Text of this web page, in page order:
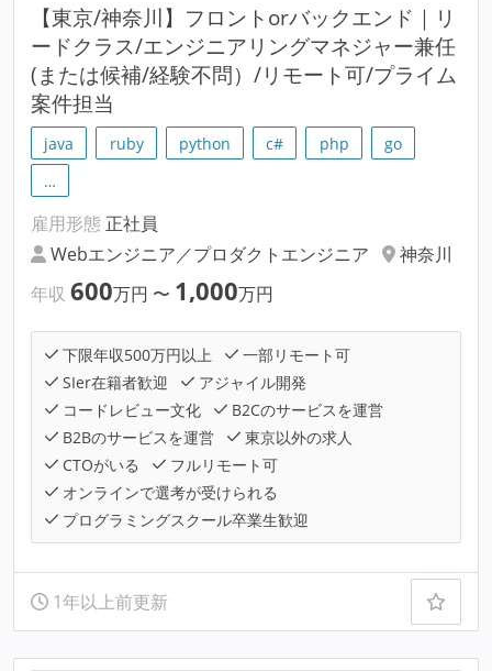
【東京/神奈川】フロントorバックエンド｜リ
ードクラス/エンジニアリングマネジャー兼任
(または候補/経験不問）/リモート可/プライム
案件担当
java ruby python c# php
go
…
雇用形態 正社員
Webエンジニア／プロダクトエンジニア
神奈川
年収 600万円 〜 1,000万円
下限年収500万円以上
一部リモート可
SIer在籍者歓迎
アジャイル開発
コードレビュー文化
B2Cのサービスを運営
B2Bのサービスを運営
東京以外の求人
CTOがいる
フルリモート可
オンラインで選考が受けられる
プログラミングスクール卒業生歓迎
1年以上前更新